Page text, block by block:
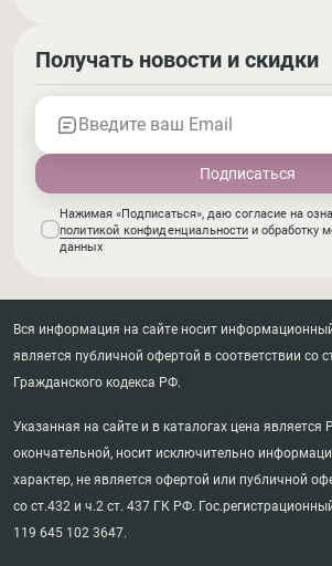
Получать новости и скидки
Введите ваш Email
Нажимая «Подписаться», даю согласие на
политикой конфиденциальности и обработку
данных
Вся информация на сайте носит
является публичной офертой в соответствии со
Гражданского кодекса РФ.
Указанная на сайте и в каталогах цена является
окончательной, носит исключительно
характер, не является офертой или публичной
со ст.432 и ч.2 ст. 437 ГК РФ.
119 645 102 3647.